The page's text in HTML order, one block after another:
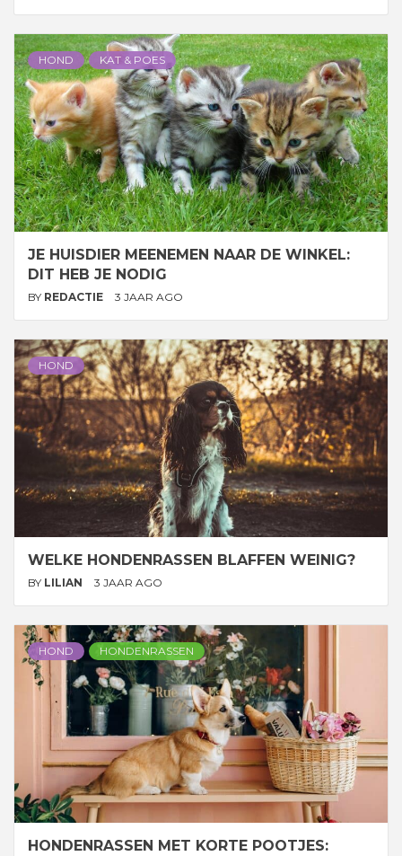
HOND KAT & POES
JE HUISDIER MEENEMEN NAAR DE WINKEL:
DIT HEB JE NODIG
BY REDACTIE 3 JAAR AGO
HOND
WELKE HONDENRASSEN BLAFFEN WEINIG?
BY LILIAN 3 JAAR AGO
HOND HONDENRASSEN
HONDENRASSEN MET KORTE POOTJES: